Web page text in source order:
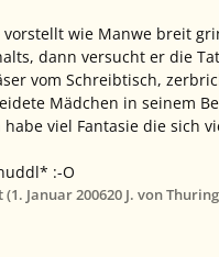
wie Manwe breit
dann versucht er die
vom Schreibtisch,
Mädchen in seinem
habe viel Fantasie die sich
:-O
(1. Januar 200620 J. von